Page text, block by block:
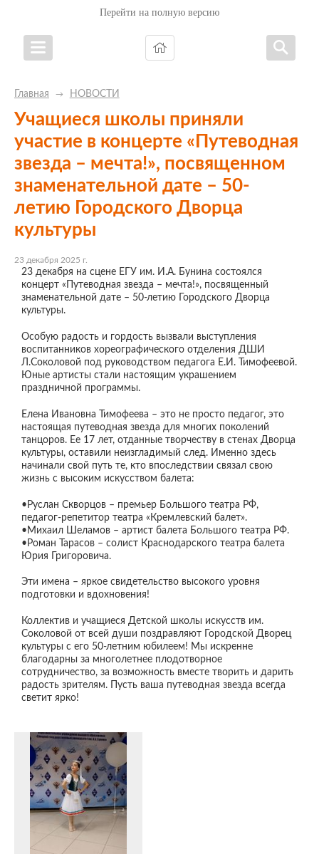
Перейти на полную версию
Главная → НОВОСТИ
Учащиеся школы приняли
участие в концерте «Путеводная
звезда – мечта!», посвященном
знаменательной дате – 50-
летию Городского Дворца
культуры
23 декабря 2025 г.
23 декабря на сцене ЕГУ им. И.А. Бунина состоялся
концерт «Путеводная звезда – мечта!», посвященный
знаменательной дате – 50-летию Городского Дворца
культуры.
Особую радость и гордость вызвали выступления
воспитанников хореографического отделения ДШИ
Л.Соколовой под руководством педагога Е.И. Тимофеевой.
Юные артисты стали настоящим украшением
праздничной программы.
Елена Ивановна Тимофеева – это не просто педагог, это
настоящая путеводная звезда для многих поколений
танцоров. Ее 17 лет, отданные творчеству в стенах Дворца
культуры, оставили неизгладимый след. Именно здесь
начинали свой путь те, кто впоследствии связал свою
жизнь с высоким искусством балета:
•Руслан Скворцов – премьер Большого театра РФ,
педагог-репетитор театра «Кремлевский балет».
•Михаил Шеламов – артист балета Большого театра РФ.
•Роман Тарасов – солист Краснодарского театра балета
Юрия Григоровича.
Эти имена – яркое свидетельство высокого уровня
подготовки и вдохновения!
Коллектив и учащиеся Детской школы искусств им.
Соколовой от всей души поздравляют Городской Дворец
культуры с его 50-летним юбилеем! Мы искренне
благодарны за многолетнее плодотворное
сотрудничество, за возможность вместе творить и дарить
радость зрителям. Пусть ваша путеводная звезда всегда
светит ярко!